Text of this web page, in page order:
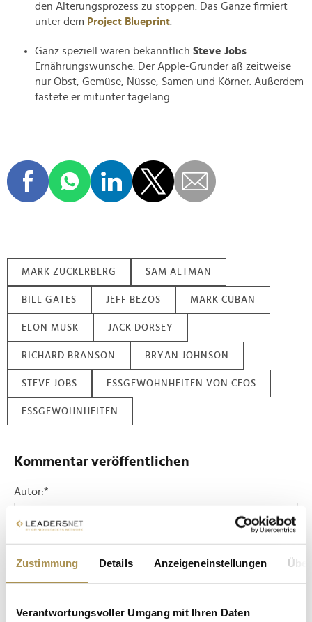
Zustimmung Details Anzeigeneinstellungen
Verantwortungsvoller Umgang mit Ihren Daten
den Alterungsprozess zu stoppen. Das Ganze firmiert
unter dem Project Blueprint
Ganz speziell waren bekanntlich Steve Jobs
Ernährungswünsche. Der Apple-Gründer aß zeitweise
nur Obst, Gemüse, Nüsse, Samen und Körner. Außerdem
fastete er mitunter tagelang.
MARK ZUCKERBERG SAM ALTMAN
BILL GATES JEFF BEZOS MARK CUBAN
ELON MUSK JACK DORSEY
RICHARD BRANSON BRYAN JOHNSON
STEVE JOBS ESSGEWOHNHEITEN VON CEOS
ESSGEWOHNHEITEN
Kommentar veröffentlichen
Autor:*